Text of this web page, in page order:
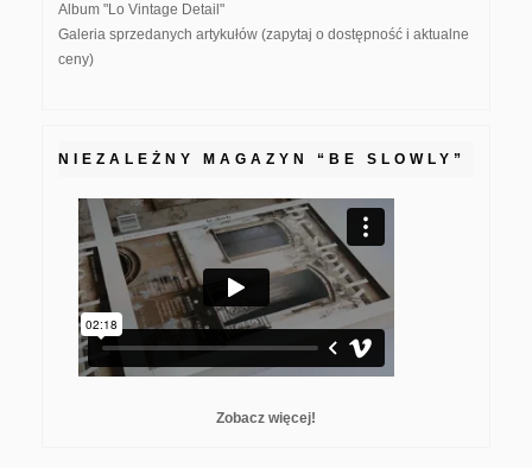
Album "Lo Vintage Detail"
Galeria sprzedanych artykułów (zapytaj o dostępność i aktualne
ceny)
NIEZALEŻNY MAGAZYN “BE SLOWLY”
Zobacz więcej!